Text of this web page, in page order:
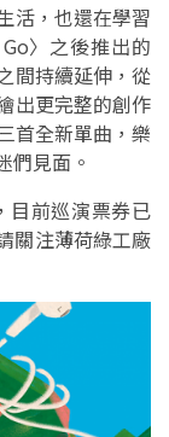
活，也還在學習
〉之後推出的
間持續延伸，從
出更完整的創作
首全新單曲，樂
們見面。
目前巡演票券已
關注薄荷綠工廠